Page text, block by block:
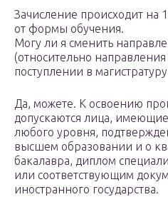
Зачисление происходит на
от формы обучения.
Могу ли я сменить
(относительно
поступлении в
Да, можете. К освоению
допускаются лица,
любого уровня,
высшем образовании и о
бакалавра, диплом
или соответствующим
иностранного государства.